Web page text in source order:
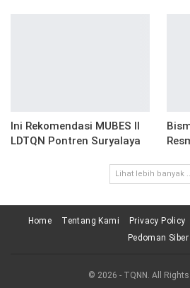
Ini Rekomendasi MUBES II
LDTQN Pontren Suryalaya
Lihat lebih banyak
Home Tentang Kami Privacy Policy
Pedoman Siber
© 2026 - TQNN. All Rights